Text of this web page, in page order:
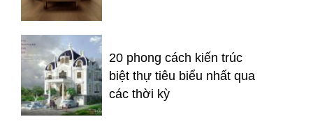
20 phong cách kiến trúc
biệt thự tiêu biểu nhất qua
các thời kỳ